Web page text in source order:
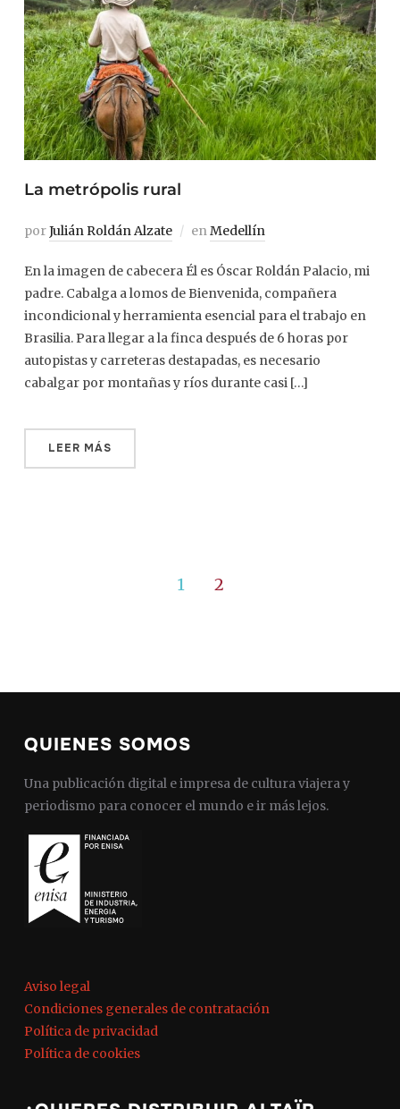
La metrópolis rural
porJulián Roldán Alzate enMedellín
En la imagen de cabecera Él es Óscar Roldán Palacio, mi
padre. Cabalga a lomos de Bienvenida, compañera
incondicional y herramienta esencial para el trabajo en
Brasilia. Para llegar a la finca después de 6 horas por
autopistas y carreteras destapadas, es necesario
cabalgar por montañas y ríos durante casi […]
LEER MÁS
1 2
QUIENES SOMOS
Una publicación digital e impresa de cultura viajera y
periodismo para conocer el mundo e ir más lejos.
Aviso legal
Condiciones generales de contratación
Política de privacidad
Política de cookies